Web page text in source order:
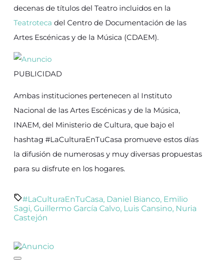
decenas de títulos del Teatro incluidos en la
Teatroteca del Centro de Documentación de las
Artes Escénicas y de la Música (CDAEM).
PUBLICIDAD
Ambas instituciones pertenecen al Instituto
Nacional de las Artes Escénicas y de la Música,
INAEM, del Ministerio de Cultura, que bajo el
hashtag #LaCulturaEnTuCasa promueve estos días
la difusión de numerosas y muy diversas propuestas
para su disfrute en los hogares.
#LaCulturaEnTuCasa, Daniel Bianco, Emilio
Sagi, Guillermo García Calvo, Luis Cansino, Nuria
Castejón